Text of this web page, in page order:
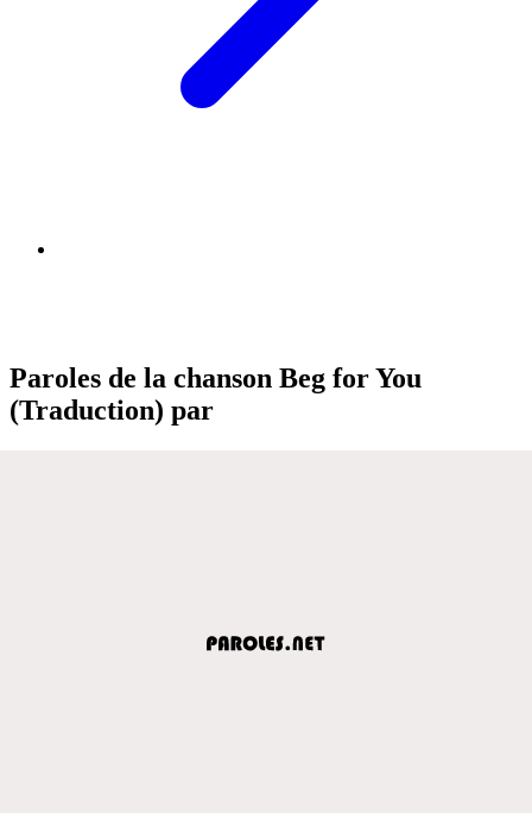
Paroles de la chanson Beg for You
(Traduction) par